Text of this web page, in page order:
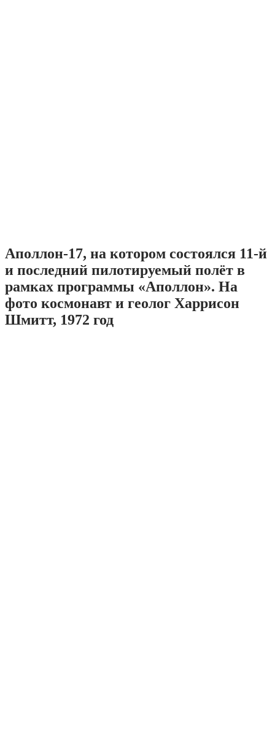
Аполлон-17, на котором состоялся 11-й
и последний пилотируемый полёт в
рамках программы «Аполлон». На
фото космонавт и геолог Харрисон
Шмитт, 1972 год